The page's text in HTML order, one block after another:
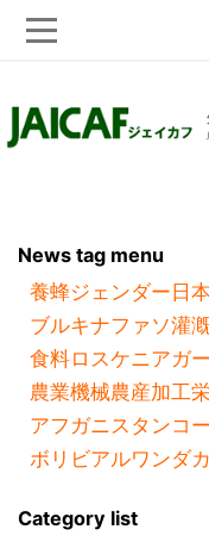
News tag menu
養蜂ジェンダー 日本
ブルキナファソ灌漑
食料ロスケニアガ
農業機械農産加工
アフガニスタンコ
ボリビアルワンダ
Category list